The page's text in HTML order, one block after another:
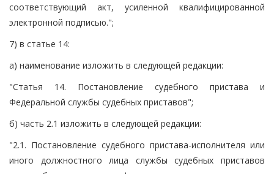
соответствующий акт, усиленной квалифицированной
электронной подписью.";
7) в статье 14:
а) наименование изложить в следующей редакции:
"Статья 14. Постановление судебного пристава и
Федеральной службы судебных приставов";
б) часть 2.1 изложить в следующей редакции:
"2.1. Постановление судебного пристава-исполнителя или
иного должностного лица службы судебных приставов